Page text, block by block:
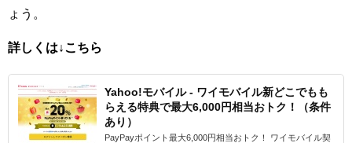
ょう。
詳しくは↓こちら
Yahoo!モバイル - ワイモバイル新どこでもも
らえる特典で最大6,000円相当おトク！（条件
あり）
PayPayポイント最大6,000円相当おトク！ ワイモバイル契